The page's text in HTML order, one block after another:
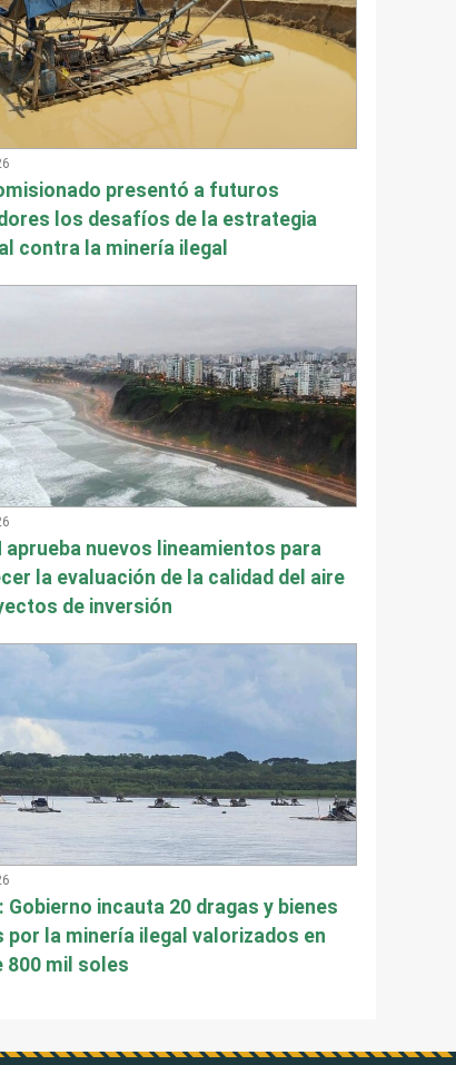
presentó a futuros
los desafíos de la estrategia
contra la minería ilegal
aprueba nuevos lineamientos para
la evaluación de la calidad del aire
de inversión
Gobierno incauta 20 dragas y bienes
por la minería ilegal valorizados en
800 mil soles